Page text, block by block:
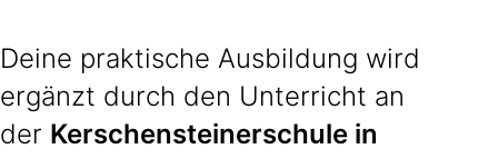
Deine praktische Ausbildung wird
ergänzt durch den Unterricht an
der Kerschensteinerschule in